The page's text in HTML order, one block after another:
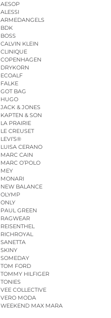
AESOP
ALESSI
ARMEDANGELS
BDK
BOSS
CALVIN KLEIN
CLINIQUE
COPENHAGEN
DRYKORN
ECOALF
FALKE
GOT BAG
HUGO
JACK & JONES
KAPTEN & SON
LA PRAIRIE
LE CREUSET
LEVI’S®
LUISA CERANO
MARC CAIN
MARC O’POLO
MEY
MONARI
NEW BALANCE
OLYMP
ONLY
PAUL GREEN
RAGWEAR
REISENTHEL
RICHROYAL
SANETTA
SKINY
SOMEDAY
TOM FORD
TOMMY HILFIGER
TONIES
VEE COLLECTIVE
VERO MODA
WEEKEND MAX MARA